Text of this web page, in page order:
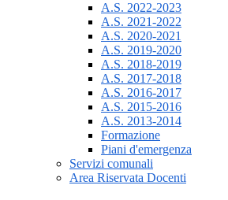
A.S. 2022-2023
A.S. 2021-2022
A.S. 2020-2021
A.S. 2019-2020
A.S. 2018-2019
A.S. 2017-2018
A.S. 2016-2017
A.S. 2015-2016
A.S. 2013-2014
Formazione
Piani d'emergenza
Servizi comunali
Area Riservata Docenti